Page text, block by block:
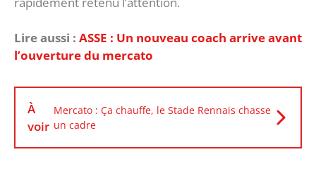
Lire aussi : ASSE : Un nouveau coach arrive avant
l’ouverture du mercato
À
voir
Mercato : Ça chauffe, le Stade Rennais chasse
un cadre